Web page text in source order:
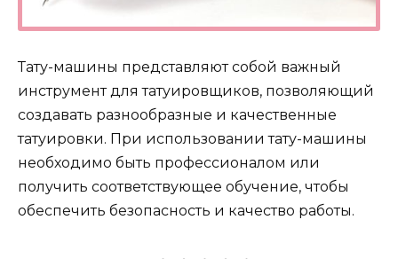
Тату-машины представляют собой важный
инструмент для татуировщиков, позволяющий
создавать разнообразные и качественные
татуировки. При использовании тату-машины
необходимо быть профессионалом или
получить соответствующее обучение, чтобы
обеспечить безопасность и качество работы.